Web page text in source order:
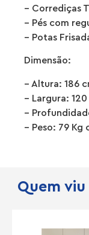
– Corrediças
– Pés com
– Potas
Dimensão:
– Altura: 186
– Largura:
–
– Peso: 79 Kg
Quem